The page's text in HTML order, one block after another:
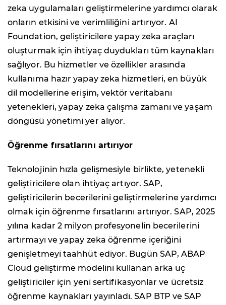
zeka uygulamaları geliştirmelerine yardımcı olarak
onların etkisini ve verimliliğini artırıyor. AI
Foundation, geliştiricilere yapay zeka araçları
oluşturmak için ihtiyaç duydukları tüm kaynakları
sağlıyor. Bu hizmetler ve özellikler arasında
kullanıma hazır yapay zeka hizmetleri, en büyük
dil modellerine erişim, vektör veritabanı
yetenekleri, yapay zeka çalışma zamanı ve yaşam
döngüsü yönetimi yer alıyor.
Öğrenme fırsatlarını artırıyor
Teknolojinin hızla gelişmesiyle birlikte, yetenekli
geliştiricilere olan ihtiyaç artıyor. SAP,
geliştiricilerin becerilerini geliştirmelerine yardımcı
olmak için öğrenme fırsatlarını artırıyor. SAP, 2025
yılına kadar 2 milyon profesyonelin becerilerini
artırmayı ve yapay zeka öğrenme içeriğini
genişletmeyi taahhüt ediyor. Bugün SAP, ABAP
Cloud geliştirme modelini kullanan arka uç
geliştiriciler için yeni sertifikasyonlar ve ücretsiz
öğrenme kaynakları yayınladı. SAP BTP ve SAP